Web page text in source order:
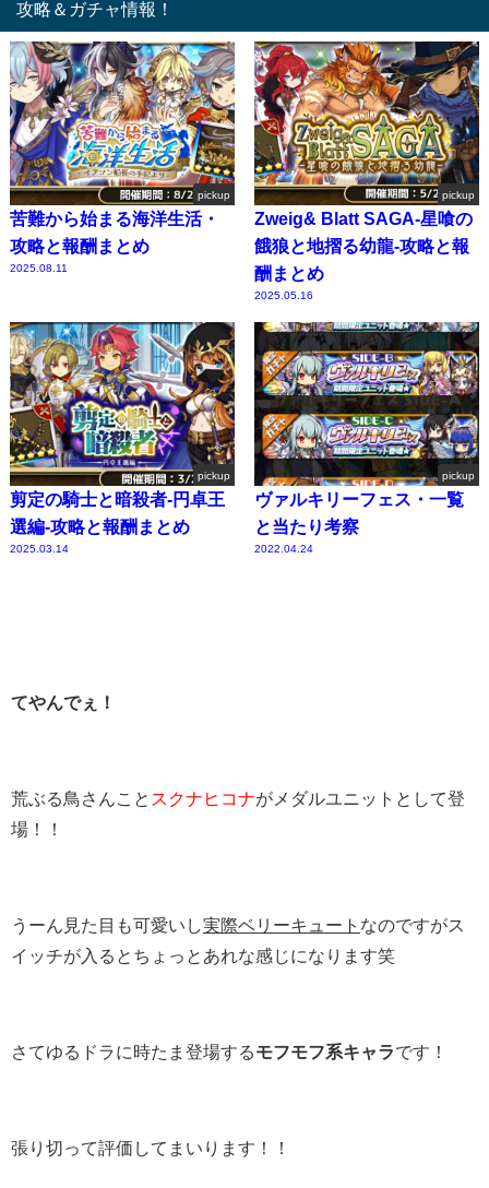
攻略＆ガチャ情報！
pickup
苦難から始まる海洋生活・
攻略と報酬まとめ
2025.08.11
pickup
Zweig& Blatt SAGA-星喰の
餓狼と地摺る幼龍-攻略と報
酬まとめ
2025.05.16
pickup
剪定の騎士と暗殺者-円卓王
選編-攻略と報酬まとめ
2025.03.14
pickup
ヴァルキリーフェス・一覧
と当たり考察
2022.04.24
てやんでぇ！
荒ぶる鳥さんこと スクナヒコナがメダルユニットとして登
場！！
うーん見た目も可愛いし 実際ベリーキュート なのですがス
イッチが入るとちょっとあれな感じになります笑
さてゆるドラに時たま登場するモフモフ系キャラです！
張り切って評価してまいります！！